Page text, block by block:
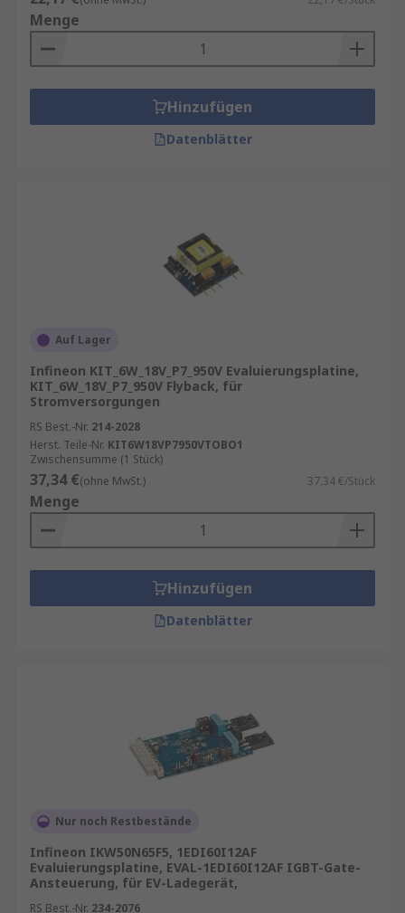
Menge
Hinzufügen
Datenblätter
Auf Lager
Infineon KIT_6W_18V_P7_950V Evaluierungsplatine,
KIT_6W_18V_P7_950V Flyback, für
Stromversorgungen
RS Best.-Nr. 214-2028
Herst. Teile-Nr. KIT6W18VP7950VTOBO1
Zwischensumme (1 Stück)
37,34 €(ohne MwSt.) 37,34 €/Stück
Menge
Hinzufügen
Datenblätter
Nur noch Restbestände
Infineon IKW50N65F5, 1EDI60I12AF
Evaluierungsplatine, EVAL-1EDI60I12AF IGBT-Gate-
Ansteuerung, für EV-Ladegerät,
RS Best.-Nr. 234-2076